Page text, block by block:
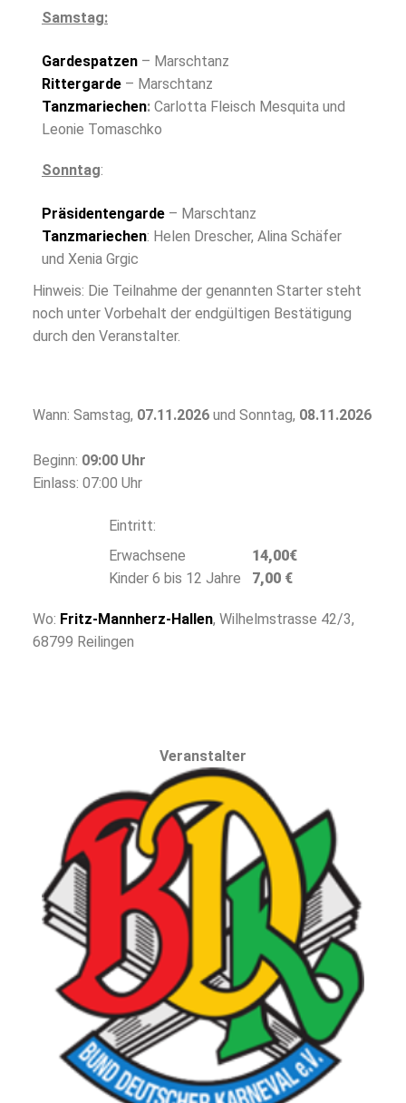
Samstag:
Gardespatzen – Marschtanz
Rittergarde – Marschtanz
Tanzmariechen: Carlotta Fleisch Mesquita und
Leonie Tomaschko
Sonntag:
Präsidentengarde – Marschtanz
Tanzmariechen: Helen Drescher, Alina Schäfer
und Xenia Grgic
Hinweis: Die Teilnahme der genannten Starter steht
noch unter Vorbehalt der endgültigen Bestätigung
durch den Veranstalter.
Wann: Samstag, 07.11.2026 und Sonntag, 08.11.2026
Beginn: 09:00 Uhr
Einlass: 07:00 Uhr
Eintritt:
Erwachsene
14,00€
Kinder 6 bis 12 Jahre
7,00 €
Wo: Fritz-Mannherz-Hallen, Wilhelmstrasse 42/3,
68799 Reilingen
Veranstalter